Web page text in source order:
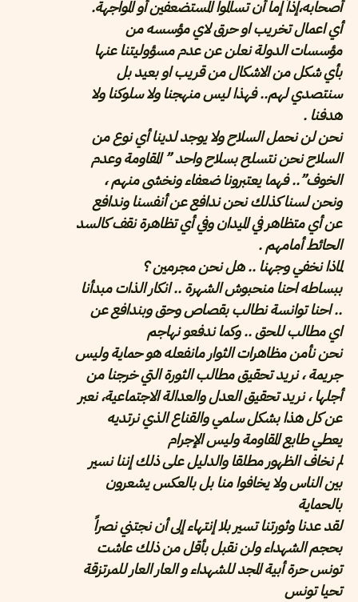
أصحابه،إذاً إما أن تسالموا المستضعفين أو المواجهة.
أي اعمال تخريب او حرق لاي مؤسسه من
مؤسسات الدولة نعلن عن عدم مسؤوليتنا عنها
بأي شكل من الاشكال من قريب او بعيد بل
سنتصدي لهم.. فهذا ليس منهجنا ولا سلوكنا ولا
هدفنا .
نحن لن نحمل السلاح ولا يوجد لدينا أي نوع من
السلاح نحن نتسلح بسلاح واحد ” المقاومة وعدم
الخوف”.. فهما يعتبرونا ضعفاء ونخشى منهم ،
ونحن لسنا كذلك نحن ندافع عن أنفسنا وندافع
عن أي متظاهر في الميدان وفي أي تظاهرة نقف كالسد
الحائط أمامهم .
لماذا نخفي وجهنا .. هل نحن مجرمين ؟
ببساطه احنا منحبوش الشهرة .. انكار الذات مبدأنا
.. احنا توانسة نطالب بقصاص وحق وبندافع عن
اي مطالب للحق .. وكما ندفعو نهاجم
ﻧﺤﻦ ﻧﺄﻣﻦ ﻣﻈﺎﻫﺮﺍﺕ ﺍﻟﺜﻮﺍﺭ مانفعله هو حماية وليس
جريمة ، نريد تحقيق مطالب الثورة التي خرجنا من
أجلها ، نريد تحقيق العدل والعدالة الاجتماعية، نعبر
عن كل هذا بشكل سلمي والقناع الذي نرتديه
يعطي طابع المقاومة وليس الإجرام
لم نخاف الظهور مطلقا والدليل على ذلك إننا نسير
بين الناس ولا يخافوا منا بل بالعكس يشعرون
بالحماية
لقد عدنا وثورتنا تسير بلا إنتهاء إلى أن نجتني نصراً
بحجم الشهداء ولن نقبل بأقل من ذلك ﻋﺎﺷﺖ
ﺗﻮﻧﺲ ﺣﺮﺓ ﺃﺑﻴﺔ ﺍﻟﻤﺠﺪ ﻟﻠﺸﻬﺪﺍﺀ ﻭ ﺍﻟﻌﺎﺭ ﺍﻟﻌﺎﺭ ﻟﻠﻤﺮﺗﺰﻗﺔ
ﺗﺤﻴﺎ ﺗﻮﻧﺲ